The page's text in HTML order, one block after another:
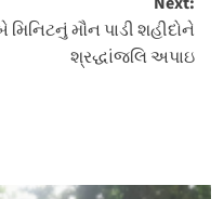
મૌન પાડી શહીદોને
શ્રદ્ધાંજલિ અપાઇ